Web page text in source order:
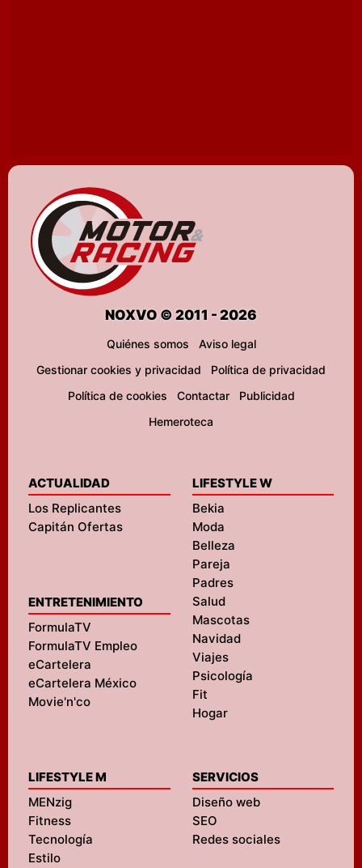
NOXVO © 2011 - 2026
Quiénes somos
Aviso legal
Gestionar cookies y privacidad
Política de privacidad
Política de cookies
Contactar
Publicidad
Hemeroteca
ACTUALIDAD
Los Replicantes
Capitán Ofertas
ENTRETENIMIENTO
FormulaTV
FormulaTV Empleo
eCartelera
eCartelera México
Movie'n'co
LIFESTYLE W
Bekia
Moda
Belleza
Pareja
Padres
Salud
Mascotas
Navidad
Viajes
Psicología
Fit
Hogar
LIFESTYLE M
MENzig
Fitness
Tecnología
Estilo
SERVICIOS
Diseño web
SEO
Redes sociales